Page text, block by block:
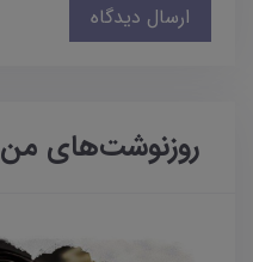
ارسال دیدگاه
روزنوشت‌های من